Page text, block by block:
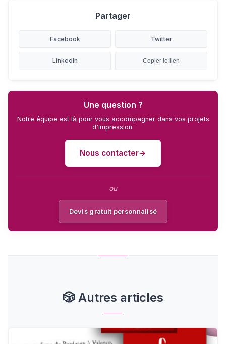
Partager
Facebook Twitter
LinkedIn Copier le lien
Une question ?
Notre équipe est là pour vous accompagner dans vos projets
d'impression.
Nous contacter
ou
Devis gratuit personnalisé
🎲Autres articles